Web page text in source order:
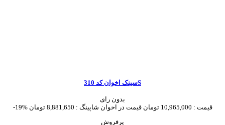
سینک اخوان کد 310S
بدون رای
-19%
قیمت : 10,965,000 تومان قیمت در اخوان شاپینگ : 8,881,650 تومان
پرفروش